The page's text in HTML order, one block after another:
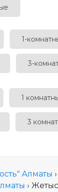
1-
3-
1
3
Алматы ›
›